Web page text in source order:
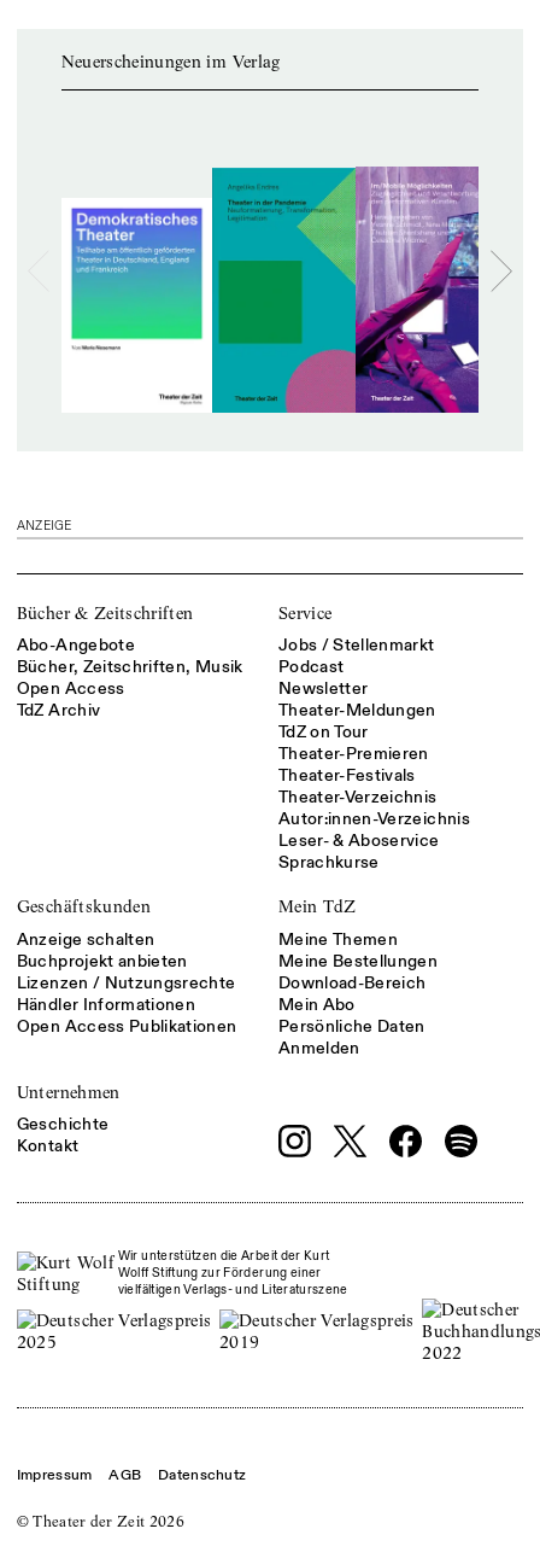
Neuerscheinungen im Verlag
ANZEIGE
Bücher & Zeitschriften
Abo-Angebote
Bücher, Zeitschriften, Musik
Open Access
TdZ Archiv
Service
Jobs / Stellenmarkt
Podcast
Newsletter
Theater-Meldungen
TdZ on Tour
Theater-Premieren
Theater-Festivals
Theater-Verzeichnis
Autor:innen-Verzeichnis
Leser- & Aboservice
Sprachkurse
Geschäftskunden
Anzeige schalten
Buchprojekt anbieten
Lizenzen / Nutzungsrechte
Händler Informationen
Open Access Publikationen
Mein TdZ
Meine Themen
Meine Bestellungen
Download-Bereich
Mein Abo
Persönliche Daten
Anmelden
Unternehmen
Geschichte
Kontakt
Wir unterstützen die Arbeit der Kurt
Wolff Stiftung zur Förderung einer
vielfältigen Verlags- und Literaturszene
© Theater der Zeit 2026
Impressum AGB Datenschutz